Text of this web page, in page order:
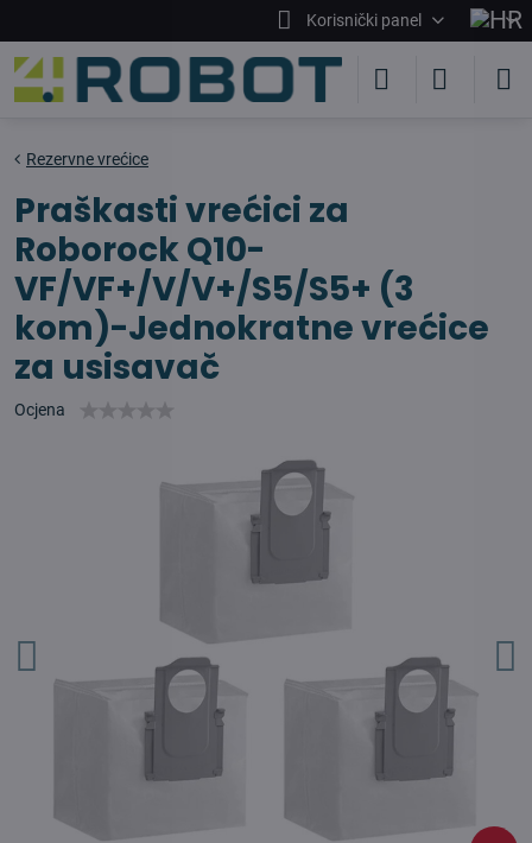
Korisnički panel
Rezervne vrećice
Praškasti vrećici za
Roborock Q10-
VF/VF+/V/V+/S5/S5+ (3
kom)-Jednokratne vrećice
za usisavač
Ocjena